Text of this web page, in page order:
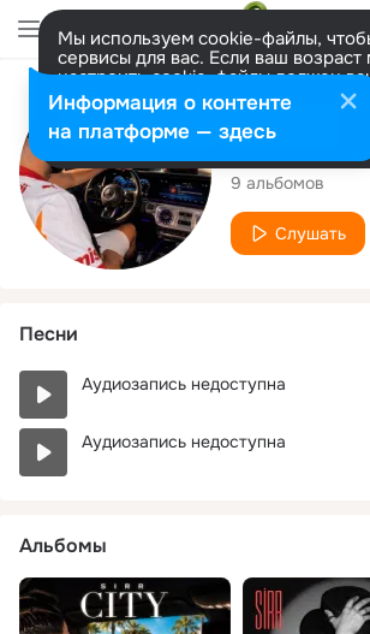
Мы используем cookie-файлы,
сервисы для вас. Если ваш возраст
настроить cookie-файлы должен
представитель. Больше
Разрешить все Настроить
Исполнитель
SİRR
9 альбомов
Слушать
Песни
Аудиозапись недоступна
Аудиозапись недоступна
Альбомы
Информация о контенте
на платформе — здесь